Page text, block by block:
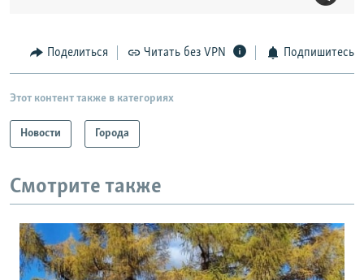
Поделиться Читать без VPN Подпишитесь
Этот контент также в категориях
Новости Города
Смотрите также